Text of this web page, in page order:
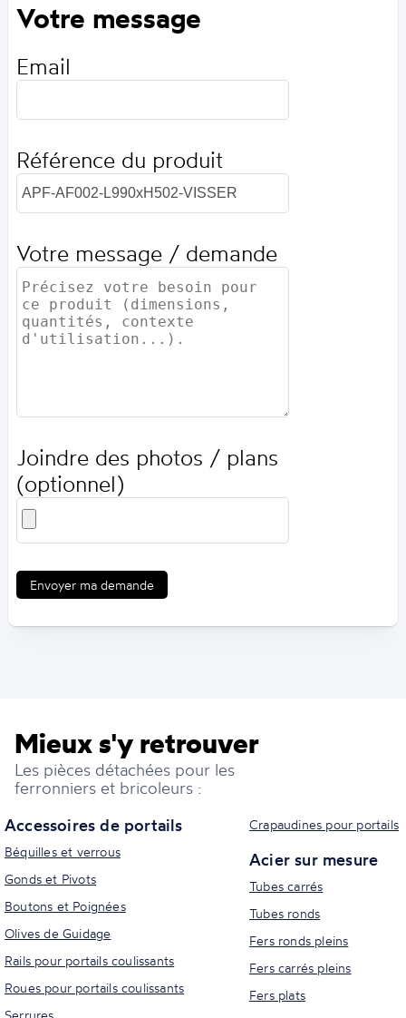
Votre message
Email
Référence du produit
Votre message / demande
Joindre des photos / plans
(optionnel)
Envoyer ma demande
Mieux s'y retrouver
Les pièces détachées pour les
ferronniers et bricoleurs :
Accessoires de portails
Béquilles et verrous
Gonds et Pivots
Boutons et Poignées
Olives de Guidage
Rails pour portails coulissants
Roues pour portails coulissants
Serrures
Crapaudines pour portails
Acier sur mesure
Tubes carrés
Tubes ronds
Fers ronds pleins
Fers carrés pleins
Fers plats